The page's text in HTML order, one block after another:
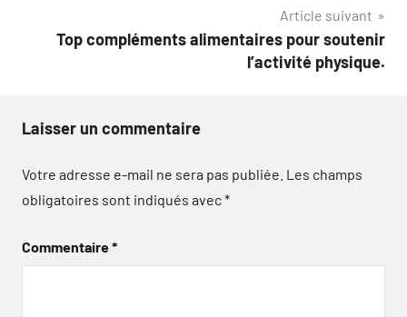
Article suivant
Top compléments alimentaires pour soutenir
l’activité physique.
Laisser un commentaire
Votre adresse e-mail ne sera pas publiée. Les champs
obligatoires sont indiqués avec*
Commentaire*